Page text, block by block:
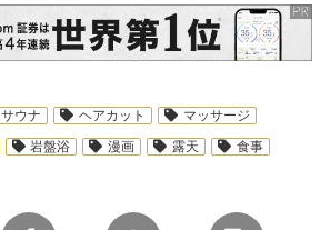
スポンサーリンク
サウナ ヘアカット
マッサージ
岩盤浴 漫画 露天
食事